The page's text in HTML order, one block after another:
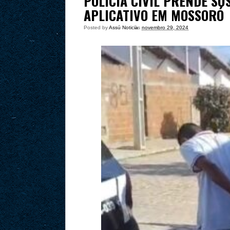
APLICATIVO EM MOSSORÓ
Posted byAssú Noticia
às novembro 29, 2024